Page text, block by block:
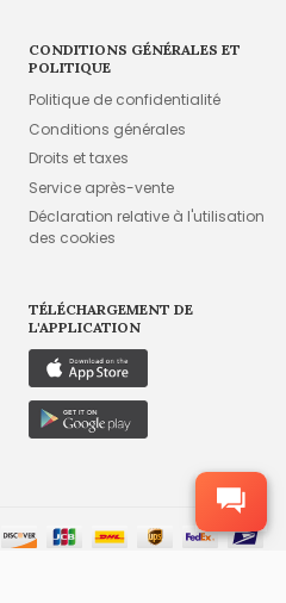
CONDITIONS GÉNÉRALES ET
POLITIQUE
Politique de confidentialité
Conditions générales
Droits et taxes
Service après-vente
Déclaration relative à l'utilisation
des cookies
TÉLÉCHARGEMENT DE
L'APPLICATION